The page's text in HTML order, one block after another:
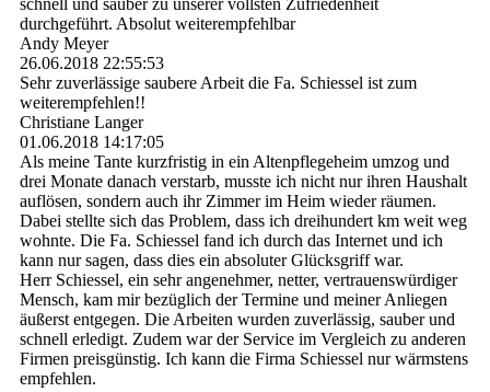
durchgeführt. Absolut weiterempfehlbar
Andy Meyer
26.06.2018 22:55:53
Sehr zuverlässige saubere Arbeit die Fa. Schiessel ist zum
weiterempfehlen!!
Christiane Langer
01.06.2018 14:17:05
Als meine Tante kurzfristig in ein Altenpflegeheim umzog und
drei Monate danach verstarb, musste ich nicht nur ihren Haushalt
auflösen, sondern auch ihr Zimmer im Heim wieder räumen.
Dabei stellte sich das Problem, dass ich dreihundert km weit weg
wohnte. Die Fa. Schiessel fand ich durch das Internet und ich
kann nur sagen, dass dies ein absoluter Glücksgriff war.
Herr Schiessel, ein sehr angenehmer, netter, vertrauenswürdiger
Mensch, kam mir bezüglich der Termine und meiner Anliegen
äußerst entgegen. Die Arbeiten wurden zuverlässig, sauber und
schnell erledigt. Zudem war der Service im Vergleich zu anderen
Firmen preisgünstig. Ich kann die Firma Schiessel nur wärmstens
empfehlen.